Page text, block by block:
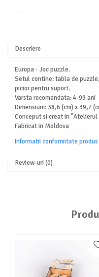
Descriere
Europa - Joc puzzle.
Setul contine: tabla de
picior pentru suport.
Varsta recomandata: 4-99 ani
Dimensiuni: 38,6 (cm) x 39,7
Conceput si creat in
Fabricat in Moldova
Informatii conformitate produs
Review-uri(0)